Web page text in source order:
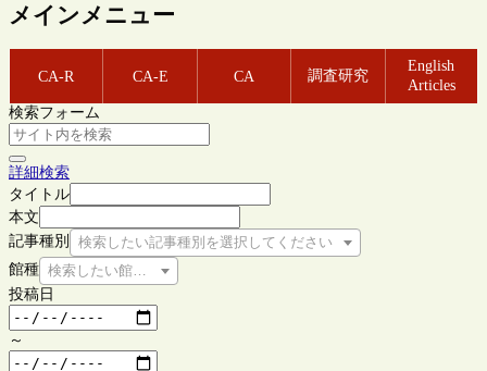
メインメニュー
CA-R CA-E CA 調査研究
English
Articles
検索フォーム
詳細検索
タイトル
本文
記事種別
検索したい記事種別を選択してください
館種 検索したい館種を選択してください
投稿日
～